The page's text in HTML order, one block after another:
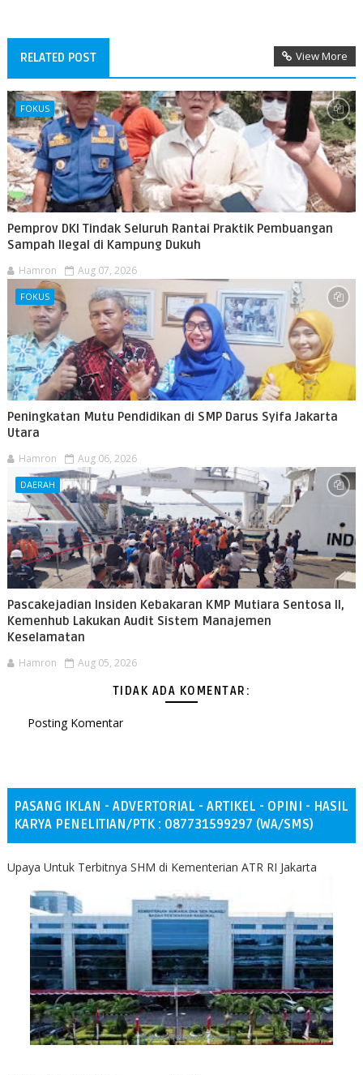
RELATED POST View More
FOKUS
Pemprov DKI Tindak Seluruh Rantai Praktik Pembuangan
Sampah Ilegal di Kampung Dukuh
Hamron Aug 07, 2026
FOKUS
Peningkatan Mutu Pendidikan di SMP Darus Syifa Jakarta
Utara
Hamron Aug 06, 2026
DAERAH
Pascakejadian Insiden Kebakaran KMP Mutiara Sentosa II,
Kemenhub Lakukan Audit Sistem Manajemen
Keselamatan
Hamron Aug 05, 2026
TIDAK ADA KOMENTAR:
Posting Komentar
PASANG IKLAN - ADVERTORIAL - ARTIKEL - OPINI - HASIL
KARYA PENELITIAN/PTK : 087731599297 (WA/SMS)
Upaya Untuk Terbitnya SHM di Kementerian ATR RI Jakarta